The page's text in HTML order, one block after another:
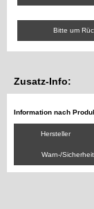
Bitte um
Zusatz-Info:
Information nach
Hersteller
Warn-/